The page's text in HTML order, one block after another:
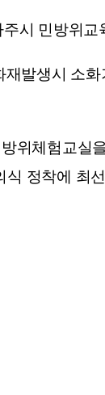
시 민방위
발생시 소
위체험교실
정착에 최